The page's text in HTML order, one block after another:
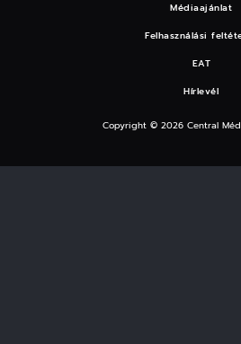
Médiaajánlat
Felhasználási
EAT
Hírlevél
Copyright © 2026 Central